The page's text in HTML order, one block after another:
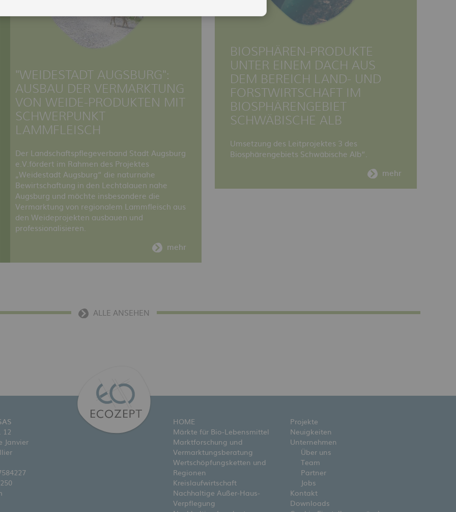
"WEIDESTADT AUGSBURG":
AUSBAU DER VERMARKTUNG
VON WEIDE-PRODUKTEN MIT
SCHWERPUNKT
LAMMFLEISCH
Der Landschaftspflegeverband Stadt Augsburg
e.V.fördert im Rahmen des Projektes
„Weidestadt Augsburg“ die naturnahe
Bewirtschaftung in den Lechtalauen nahe
Augsburg und möchte insbesondere die
Vermarktung von regionalem Lammfleisch aus
den Weideprojekten ausbauen und
professionalisieren.
mehr
BIOSPHÄREN-PRODUKTE
UNTER EINEM DACH AUS
DEM BEREICH LAND- UND
FORSTWIRTSCHAFT IM
BIOSPHÄRENGEBIET
SCHWÄBISCHE ALB
Umsetzung des Leitprojektes 3 des
Biosphärengebiets Schwäbische Alb“.
mehr
ALLE ANSEHEN
12
Janvier
HOME
Märkte für Bio-Lebensmittel
Marktforschung und
Vermarktungsberatung
Wertschöpfungsketten und
Regionen
Kreislaufwirtschaft
Nachhaltige Außer-Haus-
Verpflegung
Projekte
Neuigkeiten
Unternehmen
Über uns
Team
Partner
Jobs
Kontakt
Downloads